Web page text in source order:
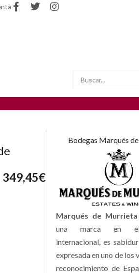
349,45€
Bodegas Marqués
Marqués de Murrieta
una marca en el
internacional, es
expresada en uno de los
reconocimiento de